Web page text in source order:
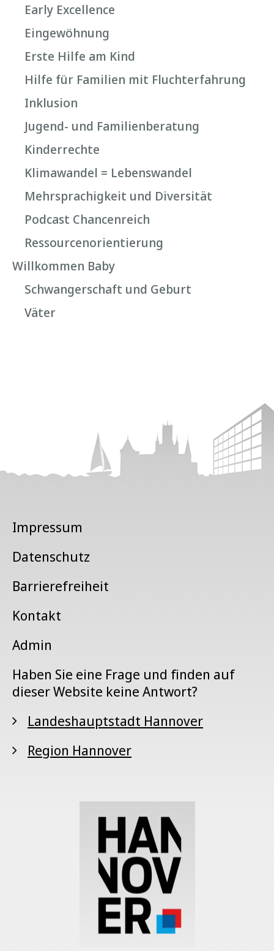
Early Excellence
Eingewöhnung
Erste Hilfe am Kind
Hilfe für Familien mit Fluchterfahrung
Inklusion
Jugend- und Familienberatung
Kinderrechte
Klimawandel = Lebenswandel
Mehrsprachigkeit und Diversität
Podcast Chancenreich
Ressourcenorientierung
Willkommen Baby
Schwangerschaft und Geburt
Väter
Impressum
Datenschutz
Barrierefreiheit
Kontakt
Admin
Haben Sie eine Frage und finden auf
dieser Website keine Antwort?
Landeshauptstadt Hannover
Region Hannover